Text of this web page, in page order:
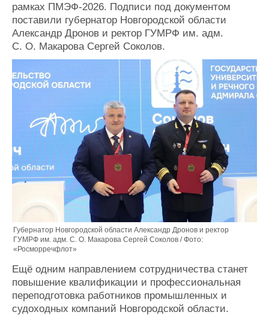
Реклама
Конференции
Выставки и семинары
Личности
Словарь
Флот
Галерея флота
Форум
Отзывы
Все службы
рамках ПМЭФ-2026. Подписи под документом
поставили губернатор Новгородской области
Александр Дронов и ректор ГУМРФ им. адм.
С. О. Макарова Сергей Соколов.
Губернатор Новгородской области Александр Дронов и ректор
ГУМРФ им. адм. С. О. Макарова Сергей Соколов / Фото:
«Росморречфлот»
Ещё одним направлением сотрудничества станет
повышение квалификации и профессиональная
переподготовка работников промышленных и
судоходных компаний Новгородской области.